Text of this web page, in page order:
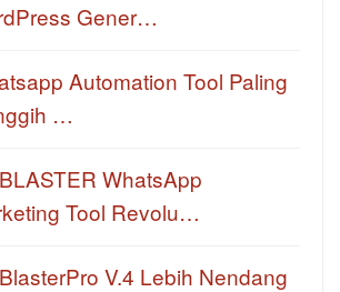
Gener…
Automation Tool Paling
…
WhatsApp
Tool Revolu…
V.4 Lebih Nendang